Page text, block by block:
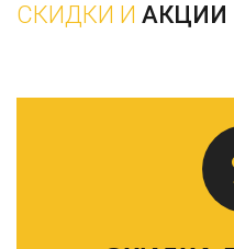
СКИДКИ И АКЦИИ